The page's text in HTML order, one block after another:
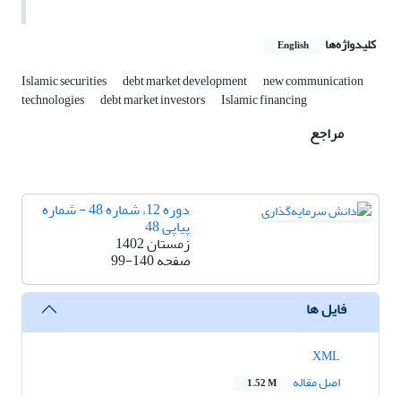
کلیدواژه‌ها English
Islamic securities debt market development new communication
technologies debt market investors Islamic financing
مراجع
دوره 12، شماره 48 - شماره
پیاپی 48
زمستان 1402
صفحه99-140
فایل ها
اصل مقاله
1.52 M